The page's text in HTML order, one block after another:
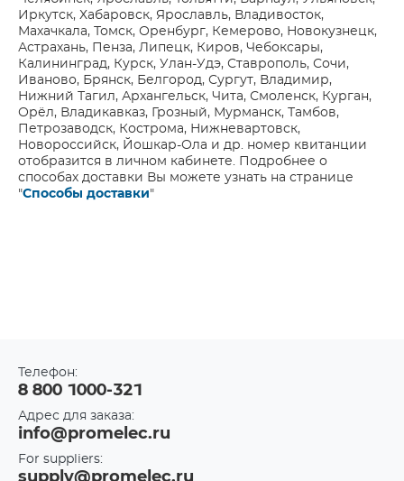
Иркутск, Хабаровск, Ярославль, Владивосток,
Махачкала, Томск, Оренбург, Кемерово, Новокузнецк,
Астрахань, Пенза, Липецк, Киров, Чебоксары,
Калининград, Курск, Улан-Удэ, Ставрополь, Сочи,
Иваново, Брянск, Белгород, Сургут, Владимир,
Нижний Тагил, Архангельск, Чита, Смоленск, Курган,
Орёл, Владикавказ, Грозный, Мурманск, Тамбов,
Петрозаводск, Кострома, Нижневартовск,
Новороссийск, Йошкар-Ола и др. номер квитанции
отобразится в личном кабинете. Подробнее о
способах доставки Вы можете узнать на странице
"Способы доставки"
Телефон:
8 800 1000-321
Адрес для заказа:
info@promelec.ru
For suppliers:
supply@promelec.ru